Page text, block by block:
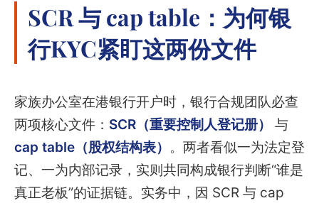
SCR 与 cap table：为何银
行KYC紧盯这两份文件
家族办公室在港银行开户时，银行合规团队必查
两项核心文件： SCR（重要控制人登记册）
与
cap table（股权结构表） 。两者看似一为法定登
记、一为内部记录，实则共同构成银行判断“谁是
真正老板”的证据链。实务中，因 SCR 与 cap